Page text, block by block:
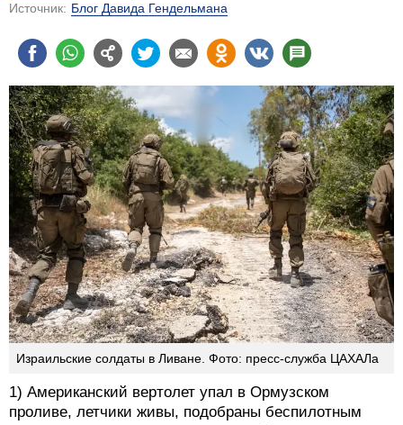
Источник: Блог Давида Гендельмана
Израильские солдаты в Ливане. Фото: пресс-служба ЦАХАЛа
1) Американский вертолет упал в Ормузском
проливе, летчики живы, подобраны беспилотным